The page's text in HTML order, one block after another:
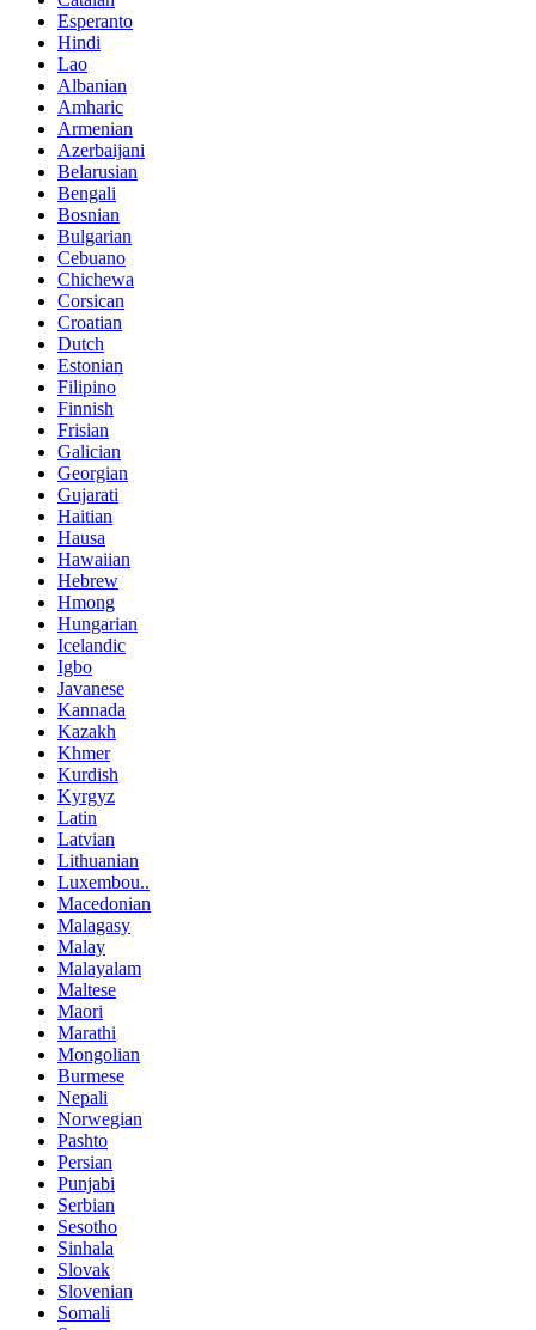
Esperanto
Hindi
Lao
Albanian
Amharic
Armenian
Azerbaijani
Belarusian
Bengali
Bosnian
Bulgarian
Cebuano
Chichewa
Corsican
Croatian
Dutch
Estonian
Filipino
Finnish
Frisian
Galician
Georgian
Gujarati
Haitian
Hausa
Hawaiian
Hebrew
Hmong
Hungarian
Icelandic
Igbo
Javanese
Kannada
Kazakh
Khmer
Kurdish
Kyrgyz
Latin
Latvian
Lithuanian
Luxembou..
Macedonian
Malagasy
Malay
Malayalam
Maltese
Maori
Marathi
Mongolian
Burmese
Nepali
Norwegian
Pashto
Persian
Punjabi
Serbian
Sesotho
Sinhala
Slovak
Slovenian
Somali